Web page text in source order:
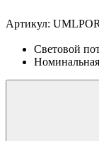
Артикул:
Световой